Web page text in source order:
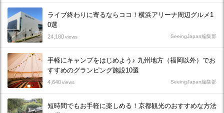
ライブ終わりに寄るならココ！横浜アリーナ周辺グルメ1
0選
24,180views SeeingJapan編集部
手軽にキャンプをはじめよう♪ 九州地方（福岡以外）でお
すすめのグランピング施設10選
4,640views SeeingJapan編集部
短時間でもお手軽に楽しめる！京都観光のおすすめな方法